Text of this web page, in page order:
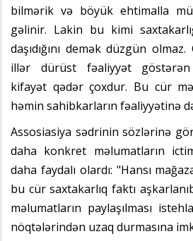
bilmərik və böyük ehtimalla
gəlinir. Lakin bu kimi
daşıdığını demək düzgün
illər dürüst fəaliyyət göstərən
kifayət qədər çoxdur. Bu cür
həmin sahibkarların fəaliyyətinə
Assosiasiya sədrinin sözlərinə
daha konkret məlumatların
daha faydalı olardı: "Hansı
bu cür saxtakarlıq faktı
məlumatların paylaşılması
nöqtələrindən uzaq durmasına